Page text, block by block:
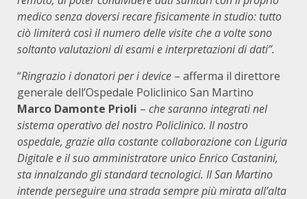
medico senza doversi recare fisicamente in studio: tutto
ciò limiterà così il numero delle visite che a volte sono
soltanto valutazioni di esami e interpretazioni di dati”.
“Ringrazio i donatori per i device – afferma il direttore
generale dell’Ospedale Policlinico San Martino
Marco Damonte Prioli – che saranno integrati nel
sistema operativo del nostro Policlinico. Il nostro
ospedale, grazie alla costante collaborazione con Liguria
Digitale e il suo amministratore unico Enrico Castanini,
sta innalzando gli standard tecnologici. Il San Martino
intende perseguire una strada sempre più mirata all’alta